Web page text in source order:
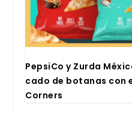
Pepsi­Co y Zur­da
ca­do de bota­nas con
Cor­ners